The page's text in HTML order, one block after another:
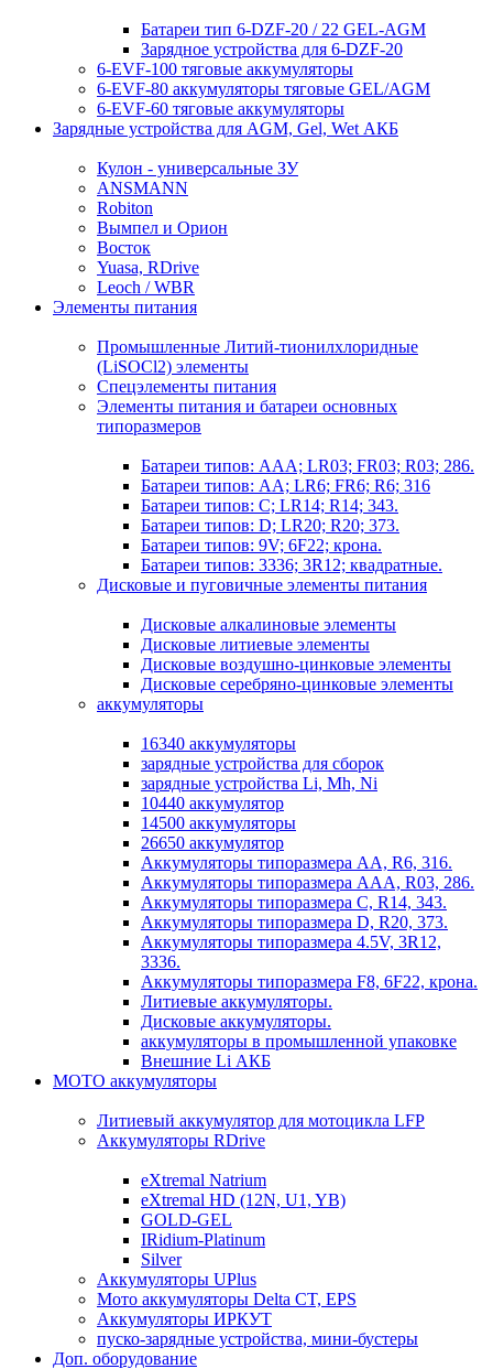
Батареи тип 6-DZF-20 / 22 GEL-AGM
Зарядное устройства для 6-DZF-20
6-EVF-100 тяговые аккумуляторы
6-EVF-80 аккумуляторы тяговые GEL/AGM
6-EVF-60 тяговые аккумуляторы
Зарядные устройства для AGM, Gel, Wet АКБ
Кулон - универсальные ЗУ
ANSMANN
Robiton
Вымпел и Орион
Восток
Yuasa, RDrive
Leoch / WBR
Элементы питания
Промышленные Литий-тионилхлоридные
(LiSOCl2) элементы
Спецэлементы питания
Элементы питания и батареи основных
типоразмеров
Батареи типов: AAA; LR03; FR03; R03; 286.
Батареи типов: AA; LR6; FR6; R6; 316
Батареи типов: C; LR14; R14; 343.
Батареи типов: D; LR20; R20; 373.
Батареи типов: 9V; 6F22; крона.
Батареи типов: 3336; 3R12; квадратные.
Дисковые и пуговичные элементы питания
Дисковые алкалиновые элементы
Дисковые литиевые элементы
Дисковые воздушно-цинковые элементы
Дисковые серебряно-цинковые элементы
аккумуляторы
16340 аккумуляторы
зарядные устройства для сборок
зарядные устройства Li, Mh, Ni
10440 аккумулятор
14500 аккумуляторы
26650 аккумулятор
Аккумуляторы типоразмера АА, R6, 316.
Аккумуляторы типоразмера ААА, R03, 286.
Аккумуляторы типоразмера С, R14, 343.
Аккумуляторы типоразмера D, R20, 373.
Аккумуляторы типоразмера 4.5V, 3R12,
3336.
Аккумуляторы типоразмера F8, 6F22, крона.
Литиевые аккумуляторы.
Дисковые аккумуляторы.
аккумуляторы в промышленной упаковке
Внешние Li АКБ
МОТО аккумуляторы
Литиевый аккумулятор для мотоцикла LFP
Аккумуляторы RDrive
eXtremal Natrium
eXtremal HD (12N, U1, YB)
GOLD-GEL
IRidium-Platinum
Silver
Аккумуляторы UPlus
Мото аккумуляторы Delta CT, EPS
Аккумуляторы ИРКУТ
пуско-зарядные устройства, мини-бустеры
Доп. оборудование